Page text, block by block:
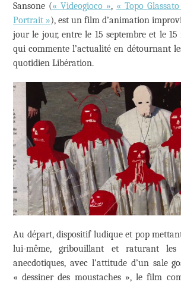
Sansone (« Videogioco », « Topo
Portrait »), est un film d’animation
jour le jour, entre le 15 septembre et le 15
qui commente l’actualité en détournant
quotidien Libération.
Au départ, dispositif ludique et pop
lui-même, gribouillant et raturant les
anecdotiques, avec l’attitude d’un sale
« dessiner des moustaches », le film